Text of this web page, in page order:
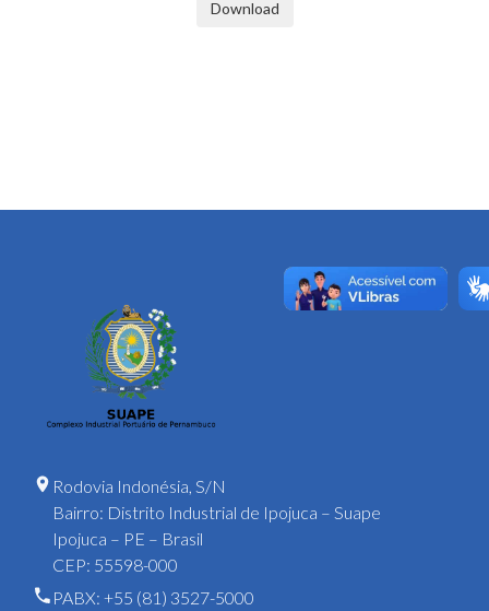
Rodovia Indonésia, S/N
Bairro: Distrito Industrial de Ipojuca – Suape
Ipojuca – PE – Brasil
CEP: 55598-000
PABX: +55 (81) 3527-5000